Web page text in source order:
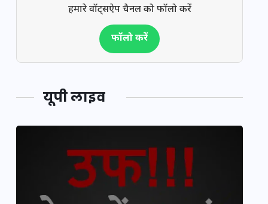
हमारे वॉट्सऐप चैनल को फॉलो करें
फॉलो करें
यूपी लाइव